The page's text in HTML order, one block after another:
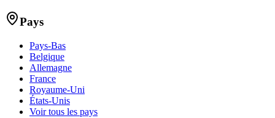
Pays
Pays-Bas
Belgique
Allemagne
France
Royaume-Uni
États-Unis
Voir tous les pays